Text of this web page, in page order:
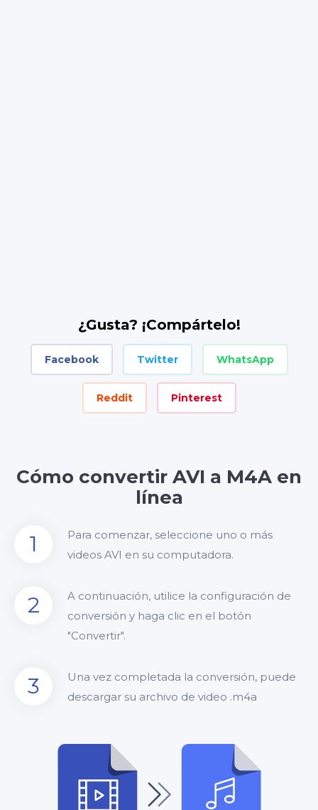
¿Gusta? ¡Compártelo!
Facebook Twitter WhatsApp
Reddit Pinterest
Cómo convertir AVI a M4A en
línea
1
Para comenzar, seleccione uno o más
videos AVI en su computadora.
2
A continuación, utilice la configuración de
conversión y haga clic en el botón
"Convertir".
3
Una vez completada la conversión, puede
descargar su archivo de video .m4a